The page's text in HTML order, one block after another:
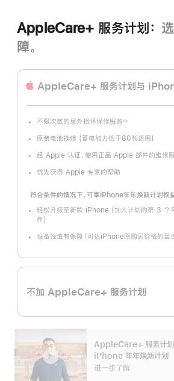
AppleCare+ 服务计划：
障。
AppleCare+ 服务计划 与
不限次数的意外损坏保修服务∆∆
原装电池换修 (蓄电能力低于80%适用)
经 Apple 认证、使用正品 Apple 部件的维修
优先获得 Apple 专家的帮助
符合条件的情况下，可享iPhone年年焕新计划权
轻松升级至新款 iPhone (加入计划的第 3 个
件)
设备残值有保障（可达iPhone原购买价格的至
不加 AppleCare+ 服务计划
AppleCare+ 服务计划
iPhone 年年焕新计划
进一步了解